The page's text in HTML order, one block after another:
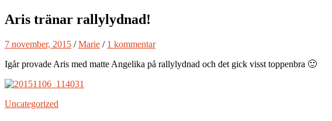
Aris tränar rallylydnad!
7 november, 2015 /Marie / 1 kommentar
Igår provade Aris med matte Angelika på rallylydnad och det gick visst toppenbra 🙂
Uncategorized